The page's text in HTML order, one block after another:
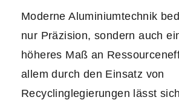
Moderne Aluminiumtechnik
nur Präzision, sondern auch
höheres Maß an
allem durch den Einsatz von
Recyclinglegierungen lässt